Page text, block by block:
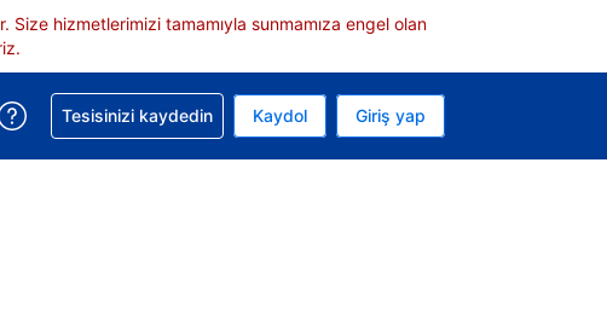
hizmetlerimizi tamamıyla sunmamıza engel olan
yap. Mevcut para biriminiz ABD doları
yap. Mevcut diliniz Türkçe
Rezervasyonunuzla ilgili yardım alın
Tesisinizi kaydedin Kaydol Giriş yap